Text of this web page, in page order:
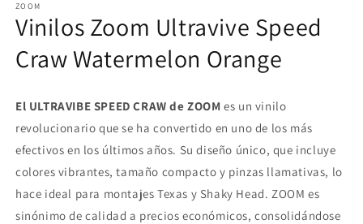
multimedia
1
en
ventana
modal
ZOOM
Vinilos Zoom Ultravive Speed
Craw Watermelon Orange
El ULTRAVIBE SPEED CRAW de ZOOM es un vinilo
revolucionario que se ha convertido en uno de los más
efectivos en los últimos años. Su diseño único, que incluye
colores vibrantes, tamaño compacto y pinzas llamativas, lo
hace ideal para montajes Texas y Shaky Head. ZOOM es
sinónimo de calidad a precios económicos, consolidándose